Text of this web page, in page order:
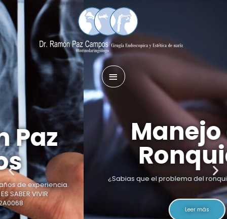
Manejo del
Ronquido
¿Sabias que el problema del ronquido NO es normal?